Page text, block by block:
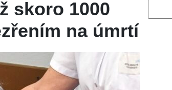
skoro 1000
na úmrtí